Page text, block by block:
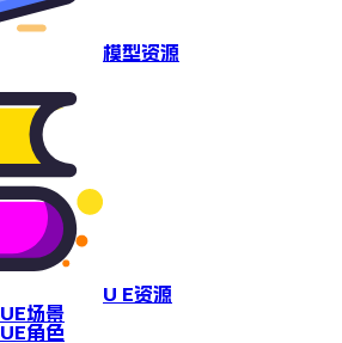
模型资源
U E资源
UE场景
UE角色